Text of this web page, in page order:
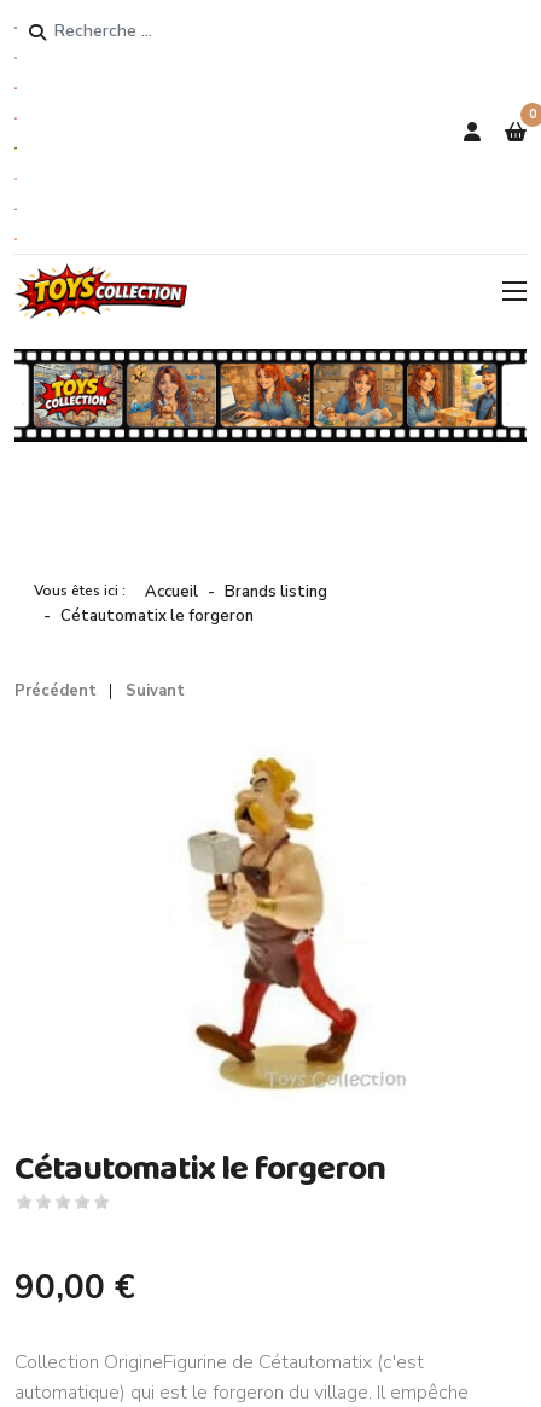
Rechercher
0
Vous êtes ici : Accueil
Brands listing
Cétautomatix le forgeron
Précédent Suivant
Cétautomatix le forgeron
90,00 €
Collection OrigineFigurine de Cétautomatix (c'est
automatique) qui est le forgeron du village. Il empêche